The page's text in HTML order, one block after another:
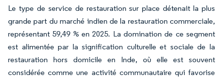
Le type de service de restauration sur place détenait la plus
grande part du marché indien de la restauration commerciale,
représentant 59,49 % en 2025. La domination de ce segment
est alimentée par la signification culturelle et sociale de la
restauration hors domicile en Inde, où elle est souvent
considérée comme une activité communautaire qui favorise